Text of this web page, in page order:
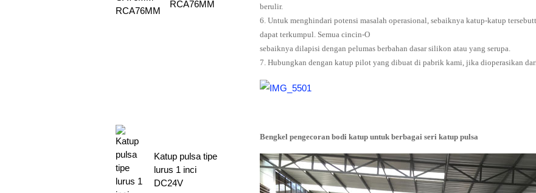
RCA76MM
Katup pulsa tipe
lurus 1 inci
DC24V
berulir.
6. Untuk menghindari potensi masalah operasional, sebaiknya katup-katup tersebut
dapat terkumpul. Semua cincin-O
sebaiknya dilapisi dengan pelumas berbahan dasar silikon atau yang serupa.
7. Hubungkan dengan katup pilot yang dibuat di pabrik kami, jika dioperasikan
Bengkel pengecoran bodi katup untuk berbagai seri katup pulsa